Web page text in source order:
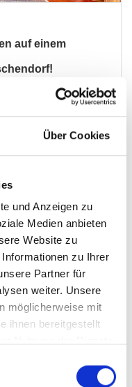
Über Cookies
und Anzeigen zu
Medien anbieten
Website zu
zu Ihrer
Partner für
weiter. Unsere
möglicherweise mit
ihnen bereitgestellt
auf einem
mit durchdachter